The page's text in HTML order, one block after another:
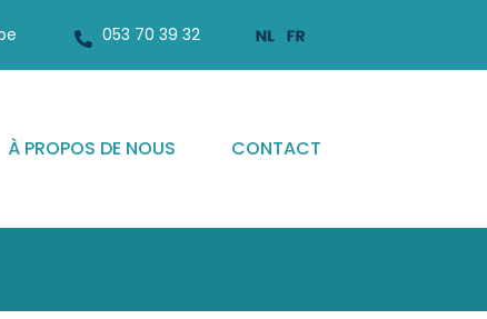
053 70 39 32
À PROPOS DE NOUS CONTACT